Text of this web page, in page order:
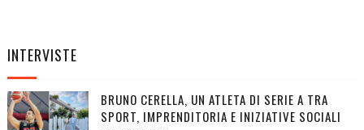
INTERVISTE
BRUNO CERELLA, UN ATLETA DI SERIE A TRA
SPORT, IMPRENDITORIA E INIZIATIVE SOCIALI